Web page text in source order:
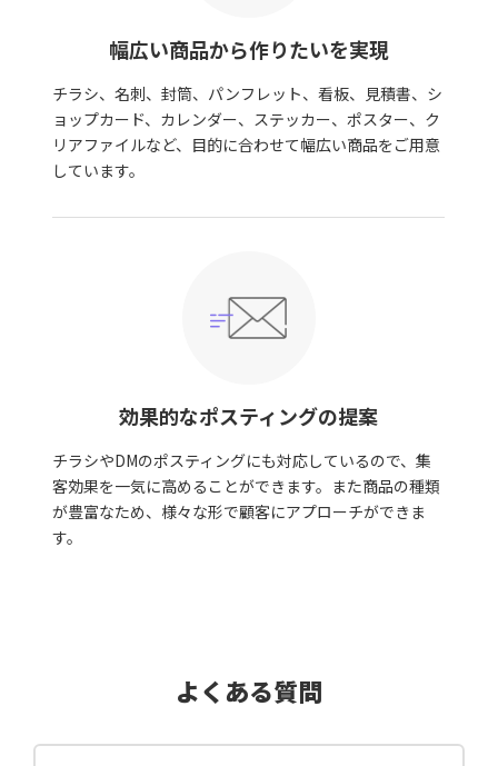
幅広い商品から作りたいを実現
チラシ、名刺、封筒、パンフレット、看板、見積書、シ
ョップカード、カレンダー、ステッカー、ポスター、ク
リアファイルなど、目的に合わせて幅広い商品をご用意
しています。
効果的なポスティングの提案
チラシやDMのポスティングにも対応しているので、集
客効果を一気に高めることができます。また商品の種類
が豊富なため、様々な形で顧客にアプローチができま
す。
よくある質問